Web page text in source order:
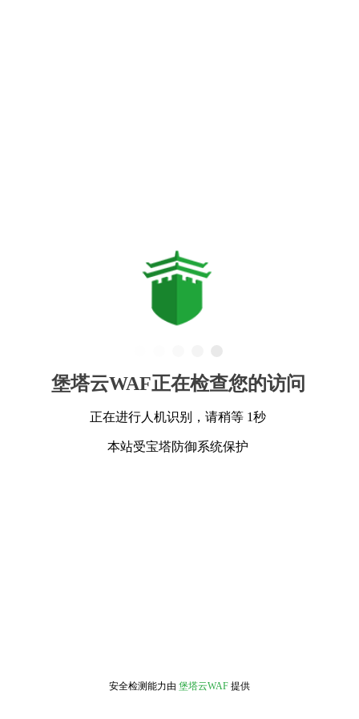
堡塔云WAF正在检查您的访问
正在进行人机识别，请稍等 1秒
本站受宝塔防御系统保护
安全检测能力由 堡塔云WAF 提供